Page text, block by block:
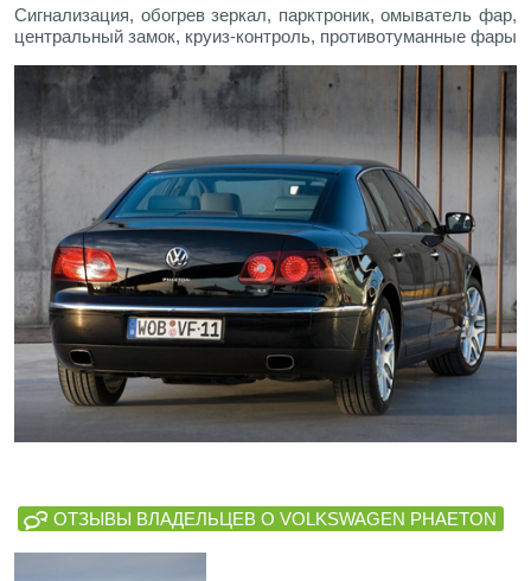
Сигнализация, обогрев зеркал, парктроник, омыватель фар,
центральный замок, круиз-контроль, противотуманные фары
ОТЗЫВЫ ВЛАДЕЛЬЦЕВ О VOLKSWAGEN PHAETON